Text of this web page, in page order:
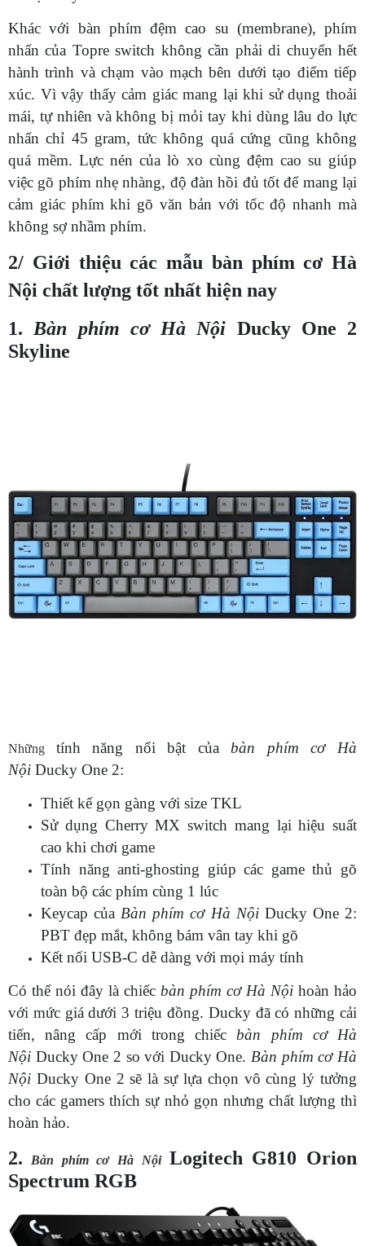
Khác với bàn phím đệm cao su (membrane), phím
nhấn của Topre switch không cần phải di chuyển hết
hành trình và chạm vào mạch bên dưới tạo điểm tiếp
xúc. Vì vậy thấy cảm giác mang lại khi sử dụng thoải
mái, tự nhiên và không bị mỏi tay khi dùng lâu do lực
nhấn chỉ 45 gram, tức không quá cứng cũng không
quá mềm. Lực nén của lò xo cùng đệm cao su giúp
việc gõ phím nhẹ nhàng, độ đàn hồi đủ tốt để mang lại
cảm giác phím khi gõ văn bản với tốc độ nhanh mà
không sợ nhầm phím.
2/ Giới thiệu các mẫu bàn phím cơ Hà
Nội chất lượng tốt nhất hiện nay
1.Bàn phím cơ Hà Nội Ducky One 2
Skyline
Những tính năng nổi bật củabàn phím cơ Hà
Nội Ducky One 2:
Thiết kế gọn gàng với size TKL
Sử dụng Cherry MX switch mang lại hiệu suất
cao khi chơi game
Tính năng anti-ghosting giúp các game thủ gõ
toàn bộ các phím cùng 1 lúc
Keycap của Bàn phím cơ Hà NộiDucky One 2:
PBT đẹp mắt, không bám vân tay khi gõ
Kết nối USB-C dễ dàng với mọi máy tính
Có thể nói đây là chiếc bàn phím cơ Hà Nội hoàn hảo
với mức giá dưới 3 triệu đồng. Ducky đã có những cải
tiến, nâng cấp mới trong chiếcbàn phím cơ Hà
Nội Ducky One 2 so với Ducky One. Bàn phím cơ Hà
Nội Ducky One 2 sẽ là sự lựa chọn vô cùng lý tưởng
cho các gamers thích sự nhỏ gọn nhưng chất lượng thì
hoàn hảo.
2. Bàn phím cơ Hà Nội
Logitech G810 Orion
Spectrum RGB